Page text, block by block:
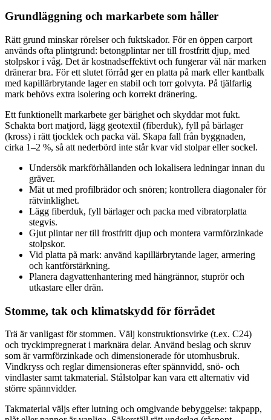
Grundläggning och markarbete som håller
Rätt grund minskar rörelser och fuktskador. För en öppen carport
används ofta plintgrund: betongplintar ner till frostfritt djup, med
stolpskor i våg. Det är kostnadseffektivt och fungerar väl när marken
dränerar bra. För ett slutet förråd ger en platta på mark eller kantbalk
med kapillärbrytande lager en stabil och torr golvyta. På tjälfarlig
mark behövs extra isolering och korrekt dränering.
Ett funktionellt markarbete ger bärighet och skyddar mot fukt.
Schakta bort matjord, lägg geotextil (fiberduk), fyll på bärlager
(kross) i rätt tjocklek och packa väl. Skapa fall från byggnaden,
cirka 1–2 %, så att nederbörd inte står kvar vid stolpar eller sockel.
Undersök markförhållanden och lokalisera ledningar innan du
gräver.
Mät ut med profilbrädor och snören; kontrollera diagonaler för
rätvinklighet.
Lägg fiberduk, fyll bärlager och packa med vibratorplatta
stegvis.
Gjut plintar ner till frostfritt djup och montera varmförzinkade
stolpskor.
Vid platta på mark: använd kapillärbrytande lager, armering
och kantförstärkning.
Planera dagvattenhantering med hängrännor, stuprör och
utkastare eller drän.
Stomme, tak och klimatskydd för förrådet
Trä är vanligast för stommen. Välj konstruktionsvirke (t.ex. C24)
och tryckimpregnerat i marknära delar. Använd beslag och skruv
som är varmförzinkade och dimensionerade för utomhusbruk.
Vindkryss och reglar dimensioneras efter spännvidd, snö- och
vindlaster samt takmaterial. Stålstolpar kan vara ett alternativ vid
större spännvidder.
Takmaterial väljs efter lutning och omgivande bebyggelse: takpapp,